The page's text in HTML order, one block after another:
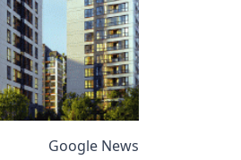
Google News